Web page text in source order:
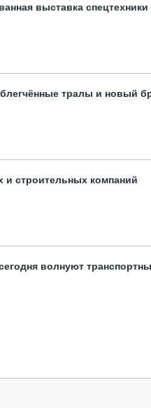
выставка
тралы и новый
строительных компаний
волнуют